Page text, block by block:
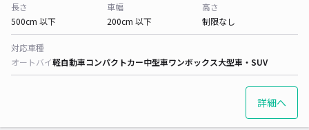
長さ
500cm 以下
車幅
200cm 以下
高さ
制限なし
対応車種
オートバイ軽自動車コンパクトカー中型車ワンボックス大型車・SUV
詳細へ